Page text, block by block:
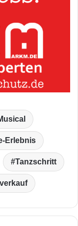
Erlebnis
Tanzschritt